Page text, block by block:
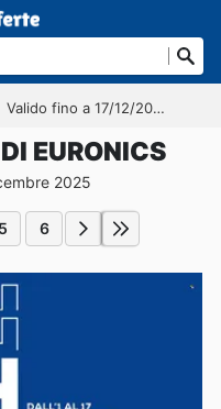
Valido fino a 17/12/2025
EURONICS
2025
5 6